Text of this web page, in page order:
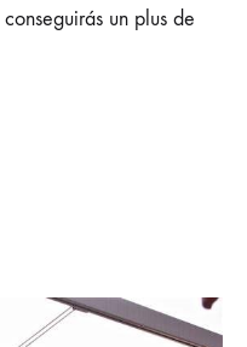
conseguirás un plus de